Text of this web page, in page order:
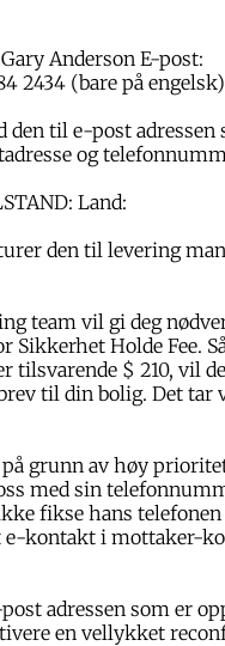
Anderson E-post:
2434 (bare på engelsk)
den til e-post
og
Land:
den til levering
team vil gi deg
Holde Fee.
tilsvarende $ 210, vil
til din bolig. Det
grunn av høy
med sin
fikse hans
e-kontakt i mottaker-
adressen som er
en vellykket